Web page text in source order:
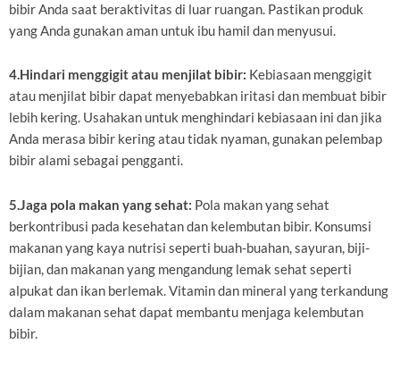
bibir Anda saat beraktivitas di luar ruangan. Pastikan produk
yang Anda gunakan aman untuk ibu hamil dan menyusui.
4.Hindari menggigit atau menjilat bibir: Kebiasaan menggigit
atau menjilat bibir dapat menyebabkan iritasi dan membuat bibir
lebih kering. Usahakan untuk menghindari kebiasaan ini dan jika
Anda merasa bibir kering atau tidak nyaman, gunakan pelembap
bibir alami sebagai pengganti.
5.Jaga pola makan yang sehat: Pola makan yang sehat
berkontribusi pada kesehatan dan kelembutan bibir. Konsumsi
makanan yang kaya nutrisi seperti buah-buahan, sayuran, biji-
bijian, dan makanan yang mengandung lemak sehat seperti
alpukat dan ikan berlemak. Vitamin dan mineral yang terkandung
dalam makanan sehat dapat membantu menjaga kelembutan
bibir.